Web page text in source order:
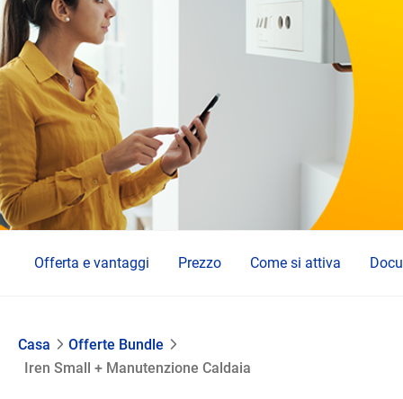
Offerta e vantaggi Prezzo Come si attiva
Casa
Offerte Bundle
Iren Small + Manutenzione Caldaia